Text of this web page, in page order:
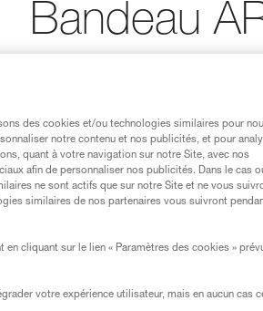
Bandeau
Bandeau de rechange pour
Bandeau de rechange pour lampes
Achetez en ligne Trouvez un
Vous recherchez la meilleure lampe
des cookies et/ou technologies similaires pour
notre contenu et nos publicités, et pour
quant à votre navigation sur notre Site, avec nos
afin de personnaliser nos publicités. Dans le cas
ne sont actifs que sur notre Site et ne vous
similaires de nos partenaires vous suivront
cliquant sur le lien « Paramètres des cookies »
votre expérience utilisateur, mais en aucun cas